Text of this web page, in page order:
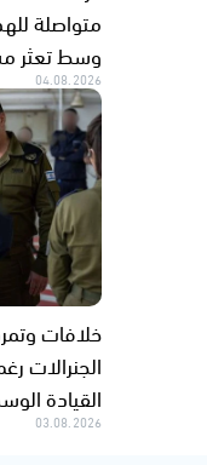
متواصلة
وسط تعثر
04.08.2026
خلافات
الجنرالات
القيادة
03.08.2026